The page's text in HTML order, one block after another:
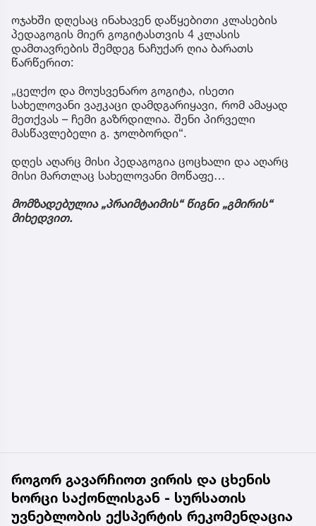
ოჯახში დღესაც ინახავენ დაწყებითი კლასების
პედაგოგის მიერ გოგიტასთვის 4 კლასის
დამთავრების შემდეგ ნაჩუქარ ღია ბარათს
წარწერით:
„ცელქო და მოუსვენარო გოგიტა, ისეთი
სახელოვანი ვაჟკაცი დამდგარიყავი, რომ ამაყად
მეთქვას – ჩემი გაზრდილია. შენი პირველი
მასწავლებელი გ. ჯოლბორდი“.
დღეს აღარც მისი პედაგოგია ცოცხალი და აღარც
მისი მართლაც სახელოვანი მოწაფე…
მომზადებულია „პრაიმტაიმის“ წიგნი „გმირის“
მიხედვით.
როგორ გავარჩიოთ ვირის და ცხენის
ხორცი საქონლისგან - სურსათის
უვნებლობის ექსპერტის რეკომენდაცია